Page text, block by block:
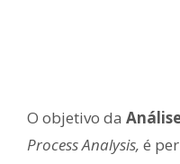
O objetivo da
Process Analysis, é